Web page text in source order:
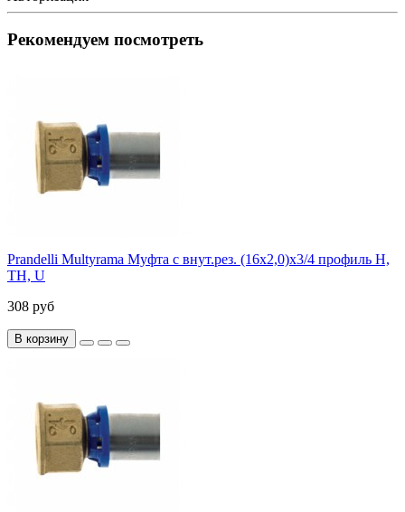
Рекомендуем посмотреть
Prandelli Multyrama Муфта с внут.рез. (16х2,0)х3/4 профиль H,
TH, U
308 руб
В корзину